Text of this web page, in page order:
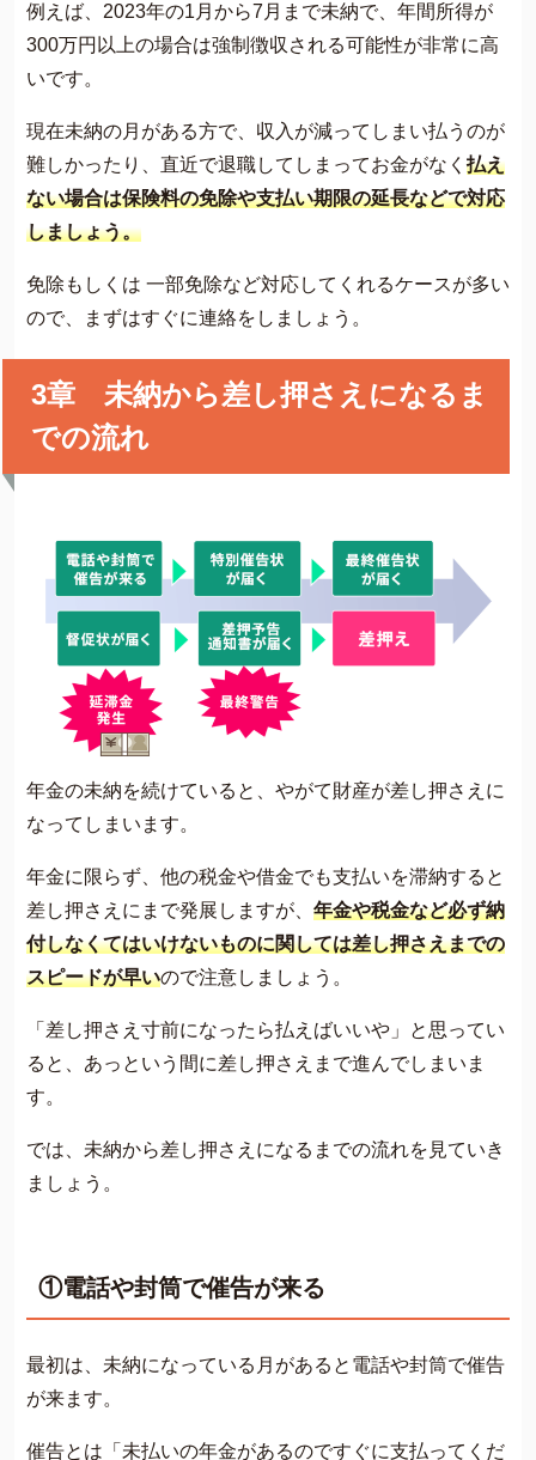
例えば、2023年の1月から7月まで未納で、年間所得が
300万円以上の場合は強制徴収される可能性が非常に高
いです。
現在未納の月がある方で、収入が減ってしまい払うのが
難しかったり、直近で退職してしまってお金がなく 払え
ない場合は保険料の免除や支払い期限の延長などで対応
しましょう。
免除もしくは 一部免除など対応してくれるケースが多い
ので、まずはすぐに連絡をしましょう。
3章 未納から差し押さえになるま
での流れ
年金の未納を続けていると、やがて財産が差し押さえに
なってしまいます。
年金に限らず、他の税金や借金でも支払いを滞納すると
差し押さえにまで発展しますが、 年金や税金など必ず納
付しなくてはいけないものに関しては差し押さえまでの
スピードが早いので注意しましょう。
「差し押さえ寸前になったら払えばいいや」と思ってい
ると、あっという間に差し押さえまで進んでしまいま
す。
では、未納から差し押さえになるまでの流れを見ていき
ましょう。
①電話や封筒で催告が来る
最初は、未納になっている月があると電話や封筒で催告
が来ます。
催告とは「未払いの年金があるのですぐに支払ってくだ